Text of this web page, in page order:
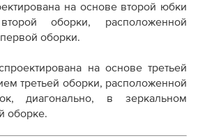
на основе второй юбки
оборки, расположенной
оборки.
на основе третьей
третьей оборки, расположенной
диагонально, в зеркальном
оборке.